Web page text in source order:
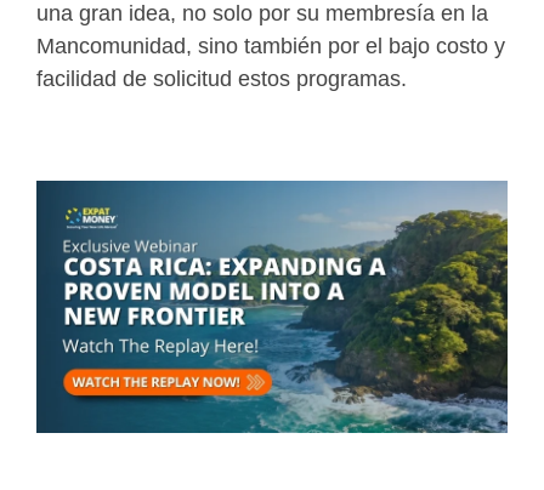
una gran idea, no solo por su membresía en la
Mancomunidad, sino también por el bajo costo y
facilidad de solicitud estos programas.